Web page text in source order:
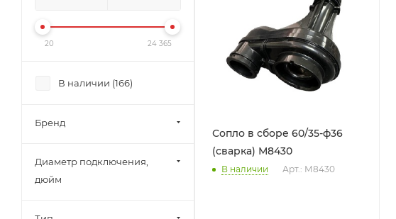
Сопло в сборе 60/35-ф36
(сварка) М8430
В наличии Арт.: М8430
20 24 365
В наличии (166)
Бренд
Диаметр подключения,
дюйм